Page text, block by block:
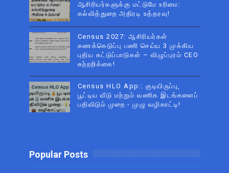
ஆசிரியர்களுக்கு மட்டுமே உரிமை:
கல்வித்துறை அதிரடி உத்தரவு!
Census 2027: ஆசிரியர்கள்
கணக்கெடுப்பு பணி செய்ய 3 முக்கிய
புதிய கட்டுப்பாடுகள் – விழுப்புரம் CEO
சுற்றறிக்கை!
Census HLO App:: குடியிருப்பு,
பூட்டிய வீடு மற்றும் வணிக இடங்களைப்
பதிவிடும் முறை - முழு வழிகாட்டி!
Popular Posts